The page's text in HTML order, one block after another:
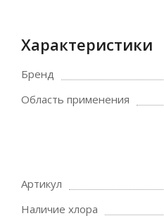
Характеристики
Бренд
Область применения
Артикул
Наличие хлора